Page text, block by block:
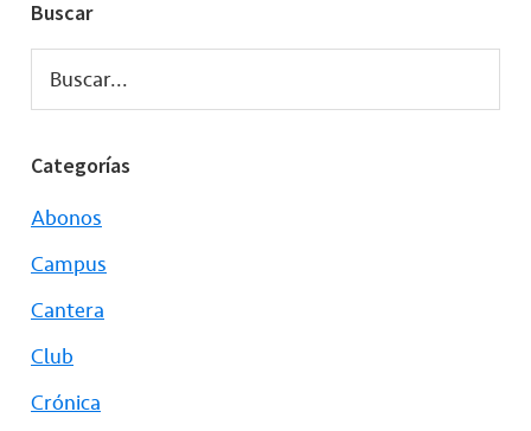
Buscar
Buscar...
Categorías
Abonos
Campus
Cantera
Club
Crónica